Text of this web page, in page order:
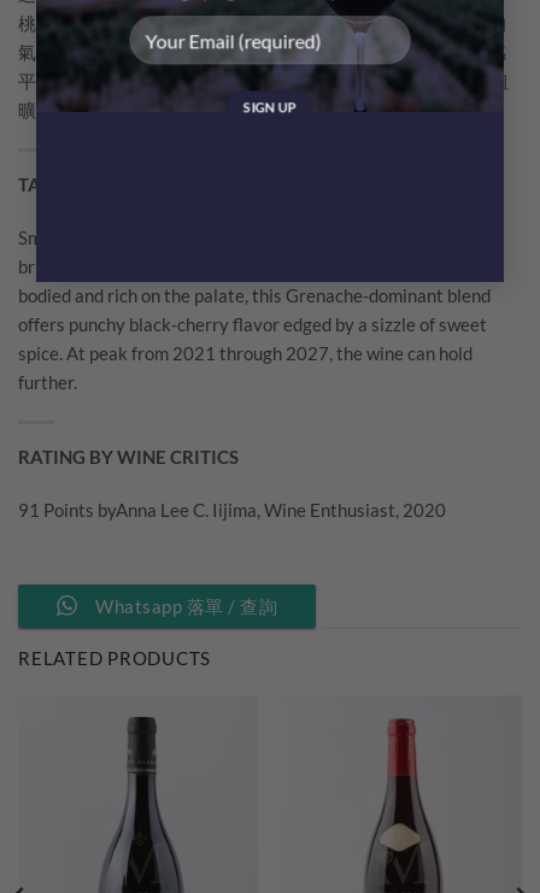
桃、紅醋栗）香氣為主，還有一些白胡椒、薰衣草、乾皮革的
氣息，酒体中等，單寧絲滑細緻不粗獷，酸度活潑帶礦物鹹感
平衡濃郁果實，兼具Gigondas豐厚肉感與優雅細緻度，不是粗
曠重型南隆酒，是優雅派Gigondas代表。
TASTING NOTE BY WINE CRITICS
Smoky tones on the nose dissipate with aeration revealing
brighter notes of ripe, zesty black berry and wild mint. Full
bodied and rich on the palate, this Grenache-dominant blend
offers punchy black-cherry flavor edged by a sizzle of sweet
spice. At peak from 2021 through 2027, the wine can hold
further.
RATING BY WINE CRITICS
91 Points byAnna Lee C. Iijima, Wine Enthusiast, 2020
Whatsapp 落單 / 查詢
RELATED PRODUCTS